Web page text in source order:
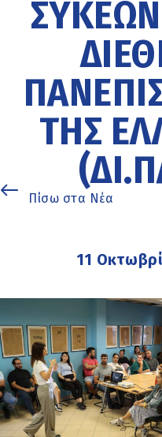
ΤΗΣ
Πίσω στα Νέα
11